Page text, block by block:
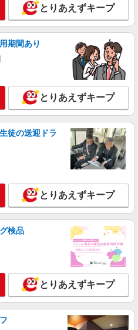
とりあえずキープ
期間あり
とりあえずキープ
徒の送迎ドラ
とりあえずキープ
検品
とりあえずキープ